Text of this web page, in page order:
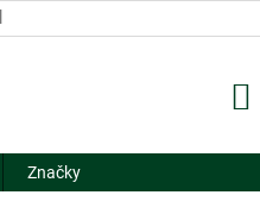
Značky